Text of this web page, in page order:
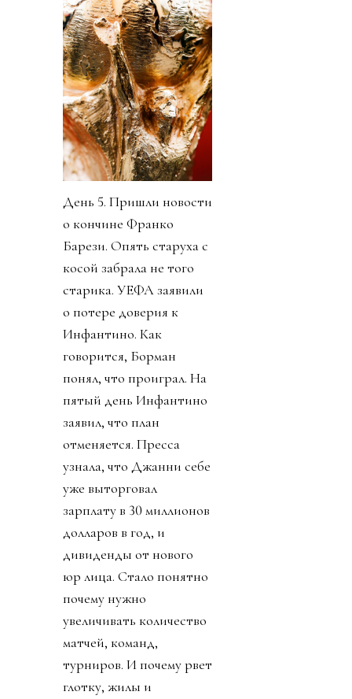
День 5. Пришли новости
о кончине Франко
Барези. Опять старуха с
косой забрала не того
старика. УЕФА заявили
о потере доверия к
Инфантино. Как
говорится, Борман
понял, что проиграл. На
пятый день Инфантино
заявил, что план
отменяется. Пресса
узнала, что Джанни себе
уже выторговал
зарплату в 30 миллионов
долларов в год, и
дивиденды от нового
юр лица. Стало понятно
почему нужно
увеличивать количество
матчей, команд,
турниров. И почему рвет
глотку, жилы и